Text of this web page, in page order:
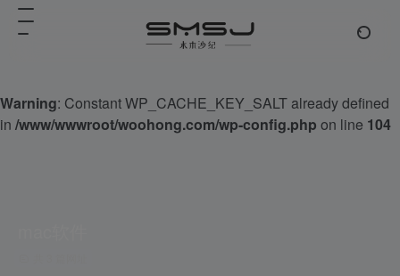
Warning: Constant WP_CACHE_KEY_SALT already defined
in /www/wwwroot/woohong.com/wp-config.php on line 104